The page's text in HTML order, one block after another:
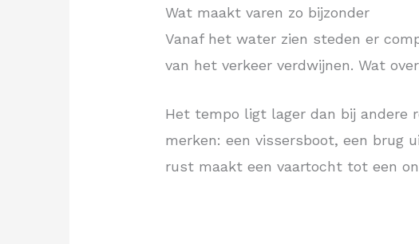
Wat maakt varen zo bijzonder
Vanaf het water zien steden er
van het verkeer verdwijnen. Wat
Het tempo ligt lager dan bij andere
merken: een vissersboot, een brug
rust maakt een vaartocht tot een